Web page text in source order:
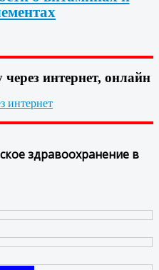
интернет, онлайн
здравоохранение в